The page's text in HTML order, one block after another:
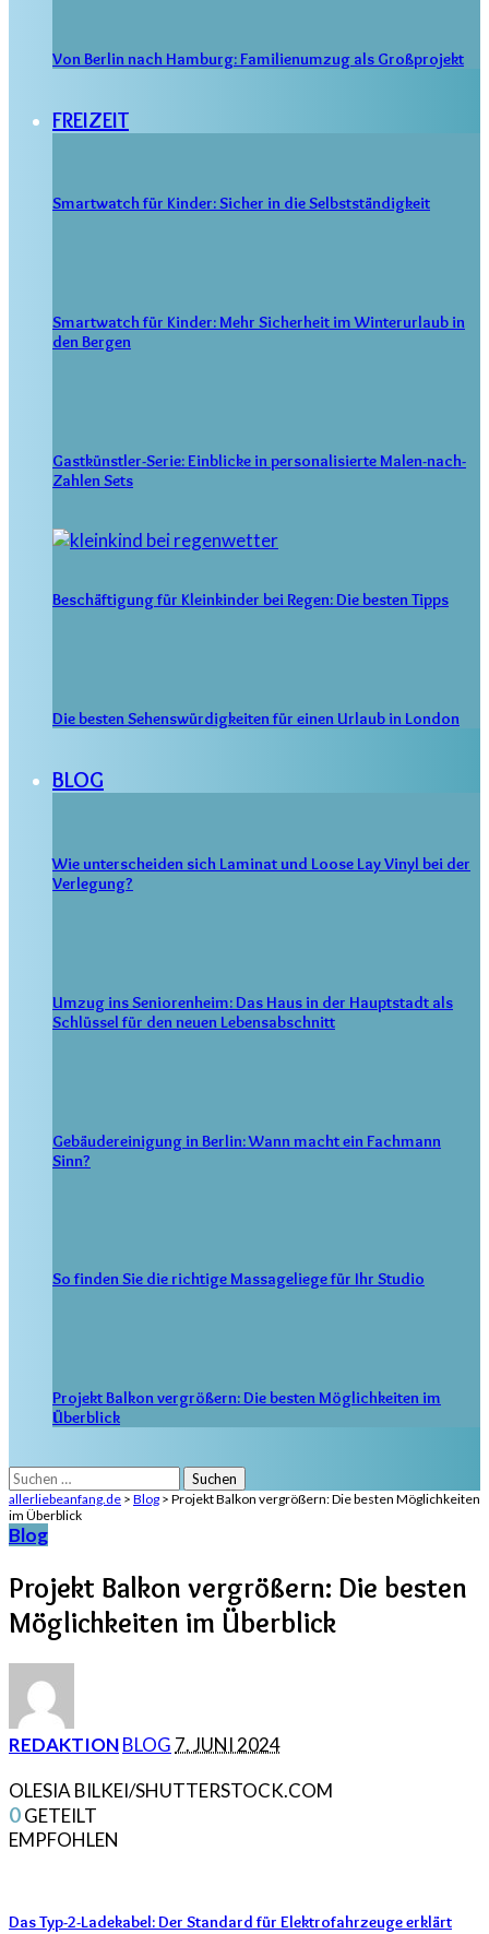
Von Berlin nach Hamburg: Familienumzug als Großprojekt
FREIZEIT
Smartwatch für Kinder: Sicher in die Selbstständigkeit
Smartwatch für Kinder: Mehr Sicherheit im Winterurlaub in
den Bergen
Gastkünstler-Serie: Einblicke in personalisierte Malen-nach-
Zahlen Sets
Beschäftigung für Kleinkinder bei Regen: Die besten Tipps
Die besten Sehenswürdigkeiten für einen Urlaub in London
BLOG
Wie unterscheiden sich Laminat und Loose Lay Vinyl bei der
Verlegung?
Umzug ins Seniorenheim: Das Haus in der Hauptstadt als
Schlüssel für den neuen Lebensabschnitt
Gebäudereinigung in Berlin: Wann macht ein Fachmann
Sinn?
So finden Sie die richtige Massageliege für Ihr Studio
Projekt Balkon vergrößern: Die besten Möglichkeiten im
Überblick
Suchen
nach:
allerliebeanfang.de > Blog > Projekt Balkon vergrößern: Die besten Möglichkeiten
im Überblick
Blog
Projekt Balkon vergrößern: Die besten
Möglichkeiten im Überblick
POSTED
REDAKTIONBLOG 7. JUNI 2024
OLESIA BILKEI/SHUTTERSTOCK.COM
0GETEILT
EMPFOHLEN
Das Typ-2-Ladekabel: Der Standard für Elektrofahrzeuge erklärt